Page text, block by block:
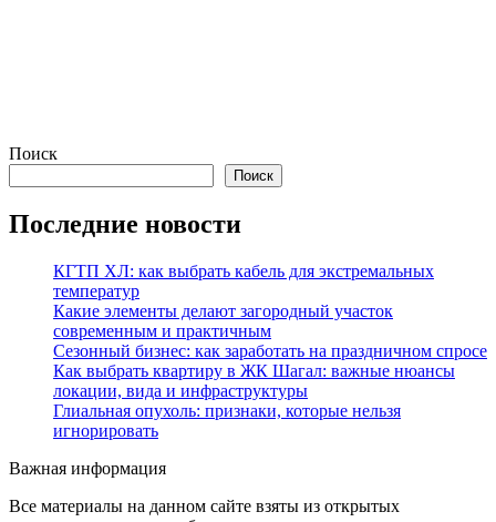
Поиск
Поиск
Последние новости
КГТП ХЛ: как выбрать кабель для экстремальных
температур
Какие элементы делают загородный участок
современным и практичным
Сезонный бизнес: как заработать на праздничном спросе
Как выбрать квартиру в ЖК Шагал: важные нюансы
локации, вида и инфраструктуры
Глиальная опухоль: признаки, которые нельзя
игнорировать
Важная информация
Все материалы на данном сайте взяты из открытых